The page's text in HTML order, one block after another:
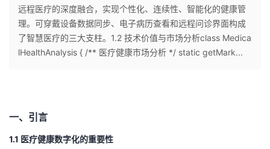
个
人
我
远程医疗的深度融合，实现个性化、连续性、智能化的健康管
理。可穿戴设备数据同步、电子病历查看和远程问诊界面构成
了智慧医疗的三大支柱。1.2 技术价值与市场分析class Medica
lHealthAnalysis { /** 医疗健康市场分析 */ static getMark...
一、引言
1.1 医疗健康数字化的重要性